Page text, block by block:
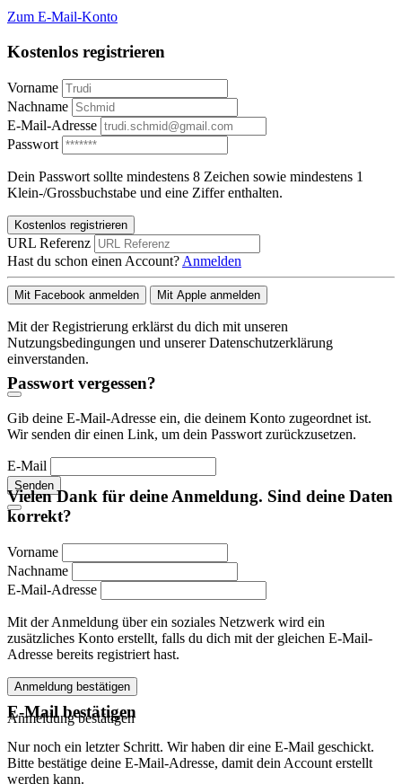
Zum E-Mail-Konto
Kostenlos registrieren
Vorname
Nachname
E-Mail-Adresse
Passwort
Dein Passwort sollte mindestens 8 Zeichen sowie mindestens 1
Klein-/Grossbuchstabe und eine Ziffer enthalten.
Kostenlos registrieren
URL Referenz
Hast du schon einen Account? Anmelden
Mit Facebook anmelden Mit Apple anmelden
Mit der Registrierung erklärst du dich mit unseren
Nutzungsbedingungen und unserer Datenschutzerklärung
einverstanden.
Passwort vergessen?
Gib deine E-Mail-Adresse ein, die deinem Konto zugeordnet ist.
Wir senden dir einen Link, um dein Passwort zurückzusetzen.
E-Mail
Senden
Vielen Dank für deine Anmeldung. Sind deine Daten
korrekt?
Vorname
Nachname
E-Mail-Adresse
Mit der Anmeldung über ein soziales Netzwerk wird ein
zusätzliches Konto erstellt, falls du dich mit der gleichen E-Mail-
Adresse bereits registriert hast.
Anmeldung bestätigen
Anmeldung bestätigen
E-Mail bestätigen
Nur noch ein letzter Schritt. Wir haben dir eine E-Mail geschickt.
Bitte bestätige deine E-Mail-Adresse, damit dein Account erstellt
werden kann.